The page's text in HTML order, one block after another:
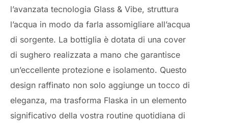
l’avanzata tecnologia Glass & Vibe, struttura
l’acqua in modo da farla assomigliare all’acqua
di sorgente. La bottiglia è dotata di una cover
di sughero realizzata a mano che garantisce
un’eccellente protezione e isolamento. Questo
design raffinato non solo aggiunge un tocco di
eleganza, ma trasforma Flaska in un elemento
significativo della vostra routine quotidiana di